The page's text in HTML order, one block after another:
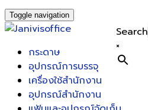
Toggle navigation
Search
×
กระดาษ
อุปกรณ์การบรรจุ
เครื่องใช้สำนักงาน
อุปกรณ์สำนักงาน